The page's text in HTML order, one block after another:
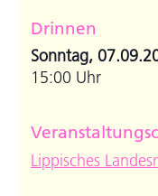
Drinnen
Sonntag,
15:00 Uhr
Lippisches